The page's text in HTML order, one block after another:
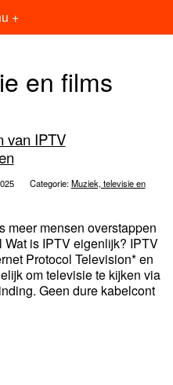
+
en films
van IPTV
Categorie:Muziek, televisie en
meer mensen overstappen
Wat is IPTV eigenlijk? IPTV
Protocol Television* en
om televisie te kijken via
Geen dure kabelcont